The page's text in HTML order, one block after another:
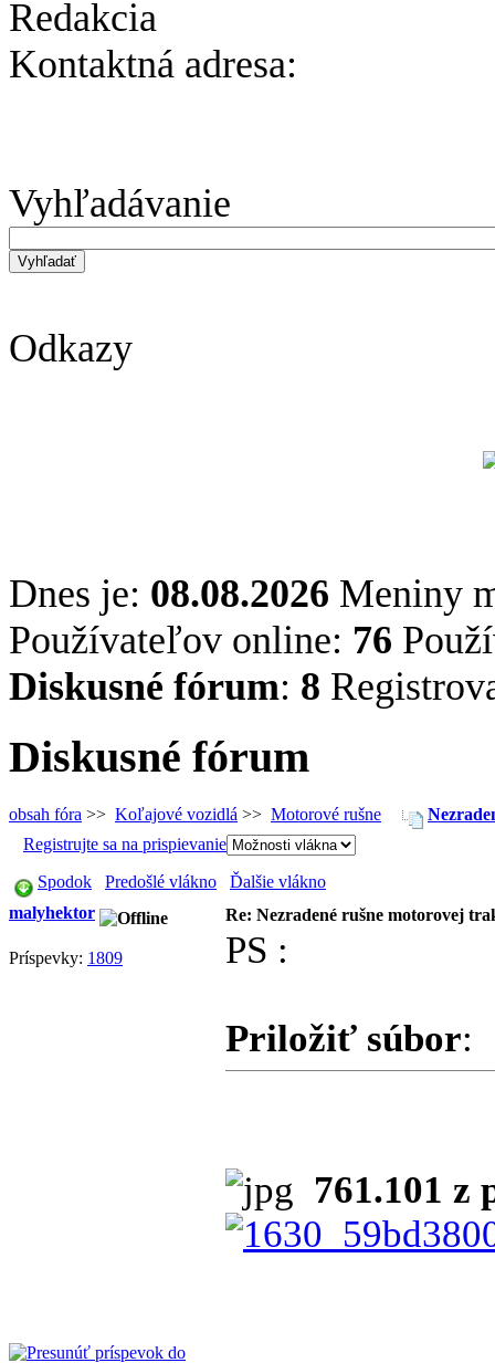
Redakcia
Kontaktná adresa:
Vyhľadávanie
Odkazy
Dnes je: 08.08.2026 Meniny
Používateľov online: 76
Diskusné fórum: 8
Diskusné fórum
obsah fóra >> Koľajové vozidlá >> Motorové rušne
Registrujte sa na prispievanie
Spodok
Predošlé vlákno
Ďalšie vlákno
malyhektor
Re: Nezradené rušne motorovej
Príspevky: 1809 PS :
Priložiť súbor:
761.101 z